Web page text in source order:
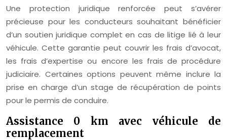
Une protection juridique renforcée peut s’avérer
précieuse pour les conducteurs souhaitant bénéficier
d’un soutien juridique complet en cas de litige lié à leur
véhicule. Cette garantie peut couvrir les frais d’avocat,
les frais d’expertise ou encore les frais de procédure
judiciaire. Certaines options peuvent même inclure la
prise en charge d’un stage de récupération de points
pour le permis de conduire.
Assistance 0 km avec véhicule de
remplacement